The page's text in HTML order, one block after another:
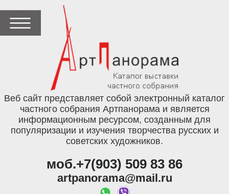
Веб сайт представляет собой электронный каталог
частного собрания Артпанорама и является
информационным ресурсом, созданным для
популяризации и изучения творчества русских и
советских художников.
моб.+7(903) 509 83 86
artpanorama@mail.ru